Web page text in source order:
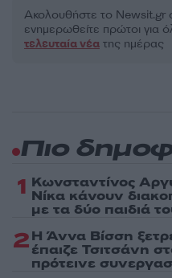
Ακολουθήστε το Νewsit.gr
ενημερωθείτε πρώτοι για
τελευταία νέα της ημέρας
Πιο
1 Κωνσταντίνος
Νίκα κάνουν
με τα δύο παιδιά
2Η Άννα Βίσση
έπαιζε Τσιτσάνη
πρότεινε